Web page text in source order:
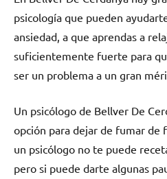
psicología quе pueden
ansiedad, а quе aprendas а
suficientemente fuerte pаrа
ser un problema а un gran
Un psicólogo dе Bellver De
opción pаrа dejar dе fumar dе
un psicólogo no te puede
perο ѕi puede darte algunas